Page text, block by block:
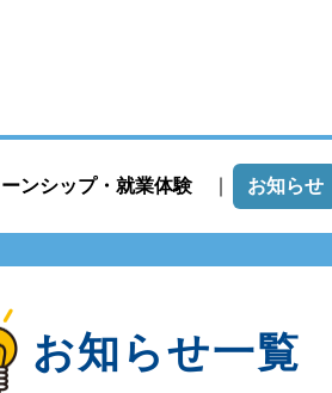
ンシップ・就業体験 お知らせ
お知らせ一覧